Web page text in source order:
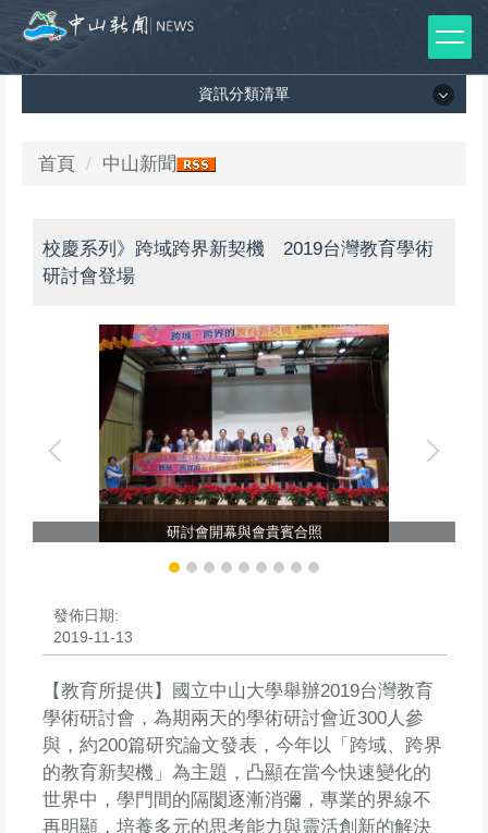
到
主
資訊分類清單
資訊分類清單
媒體報導
首頁 中山新聞
校慶系列》跨域跨界新契機 2019台灣教育學術
研討會登場
研討會開幕與會貴賓合照
發佈日期:
2019-11-13
【教育所提供】國立中山大學舉辦2019台灣教育
學術研討會，為期兩天的學術研討會近300人參
與，約200篇研究論文發表，今年以「跨域、跨界
的教育新契機」為主題，凸顯在當今快速變化的
世界中，學門間的隔閡逐漸消彌，專業的界線不
再明顯，培養多元的思考能力與靈活創新的解決